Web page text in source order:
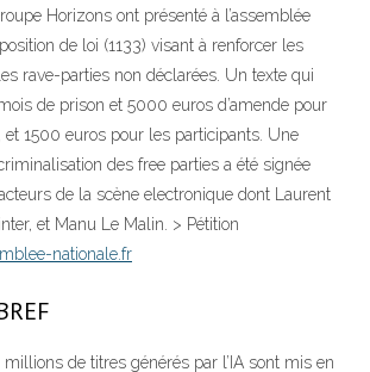
Horizons ont présenté à l’assemblée
de loi (1133) visant à renforcer les
rave-parties non déclarées. Un texte qui
de prison et 5000 euros d’amende pour
et 1500 euros pour les participants. Une
des free parties a été signée
de la scène electronique dont Laurent
et Manu Le Malin. > Pétition
nationale.fr
millions de titres générés par l’IA sont mis en